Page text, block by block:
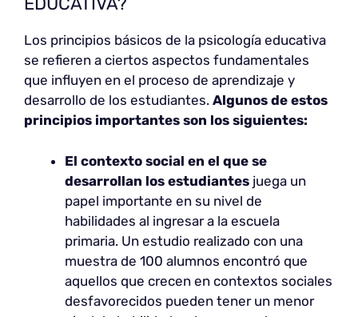
Los principios básicos de la psicología educativa
se refieren a ciertos aspectos fundamentales
que influyen en el proceso de aprendizaje y
desarrollo de los estudiantes. Algunos de estos
principios importantes son los siguientes:
El contexto social en el que se
desarrollan los estudiantes juega un
papel importante en su nivel de
habilidades al ingresar a la escuela
primaria. Un estudio realizado con una
muestra de 100 alumnos encontró que
aquellos que crecen en contextos sociales
desfavorecidos pueden tener un menor